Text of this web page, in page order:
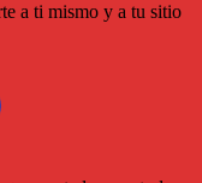
a ti mismo y a tu sitio